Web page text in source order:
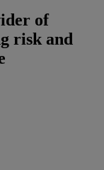
of
risk and